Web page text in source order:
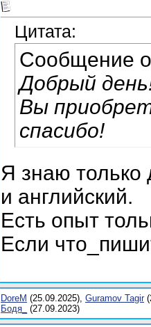
Цитата:
Сообщение
Добрый
Вы
спасибо!
Я знаю только
и английский.
Есть опыт
Если
DoreM (25.09.2025), Guramov Tagir
Бодя_
(27.09.2023)